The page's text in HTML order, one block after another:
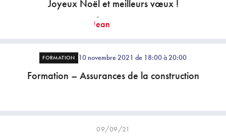
Joyeux Noël et meilleurs vœux !
FORMATION 10 novembre 2021 de 18:00 à 20:00
Formation – Assurances de la construction
09/09/21